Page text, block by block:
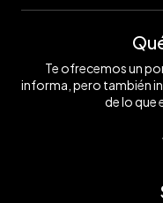
Te ofrecemos un
informa, pero también
de lo que